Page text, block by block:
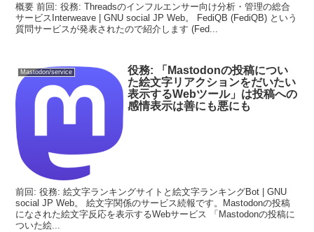
概要 前回: 役務: Threadsのインフルエンサー向け分析・管理の総合
サービスInterweave | GNU social JP Web。 FediQB (FediQB) という
質問サービスが発表されたので紹介します (Fed...
Mastodon/service
役務: 「Mastodonの投稿につい
た絵文字リアクションをだいたい
表示するWebツール」は投稿への
感情表示は善にも悪にも
前回: 役務: 絵文字ランキングサイトと絵文字ランキングBot | GNU
social JP Web。 絵文字関係のサービス続報です。Mastodonの投稿
になされた絵文字反応を表示するWebサービス 「Mastodonの投稿に
ついた絵...